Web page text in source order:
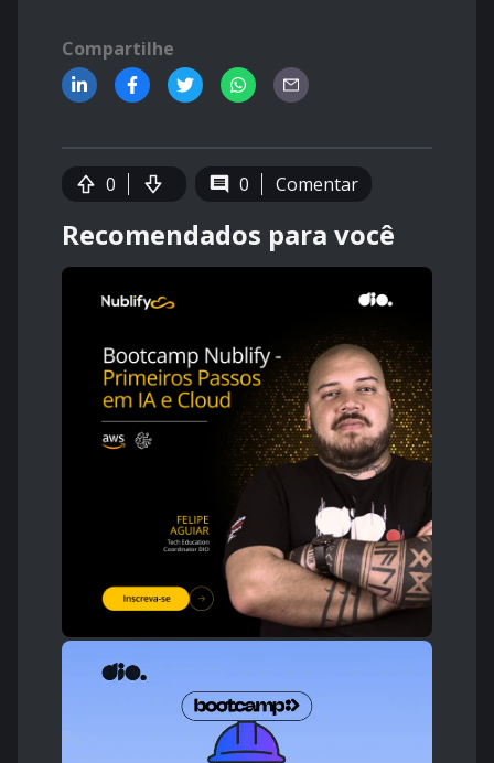
Compartilhe
0 0 Comentar
Recomendados para você